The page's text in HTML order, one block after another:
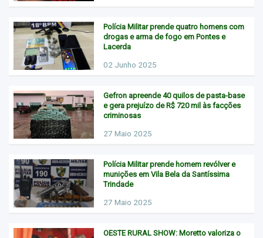
Polícia Militar prende quatro homens com
drogas e arma de fogo em Pontes e
Lacerda
02 Junho 2025
Gefron apreende 40 quilos de pasta-base
e gera prejuízo de R$ 720 mil às facções
criminosas
27 Maio 2025
Polícia Militar prende homem revólver e
munições em Vila Bela da Santíssima
Trindade
27 Maio 2025
OESTE RURAL SHOW: Moretto valoriza o